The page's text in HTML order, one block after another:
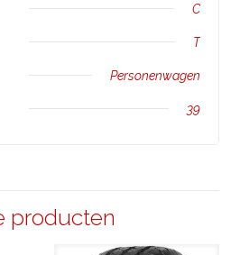
C
T
Personenwagen
39
producten